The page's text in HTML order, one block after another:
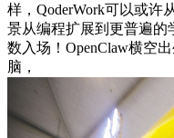
样，QoderWork可以或许
景从编程扩展到更普遍的
数入场！OpenClaw横空
脑，